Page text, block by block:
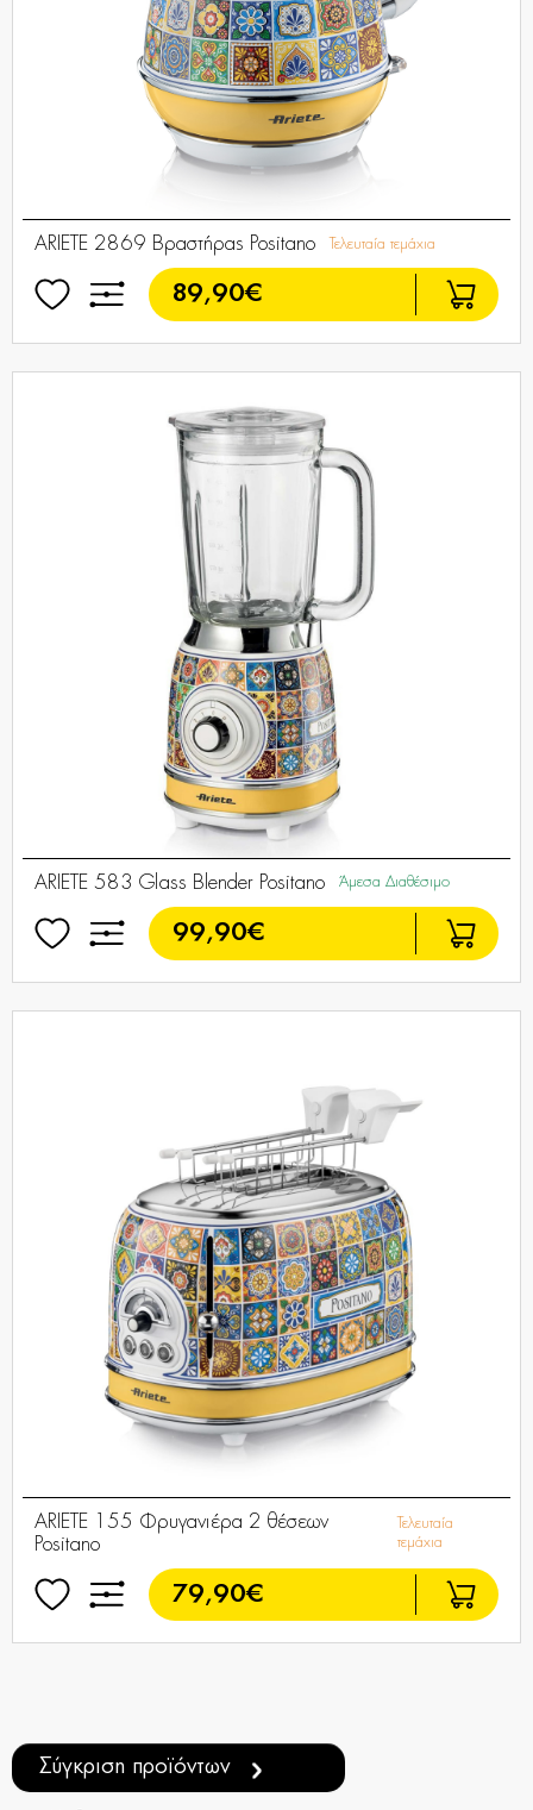
ARIETE 2869 Βραστήρας Positano Τελευταία τεμάχια
89,90€
ARIETE 583 Glass Blender Positano Άμεσα Διαθέσιμο
99,90€
ARIETE 155 Φρυγανιέρα 2 θέσεων
Positano
Τελευταία
τεμάχια
79,90€
Σύγκριση προϊόντων